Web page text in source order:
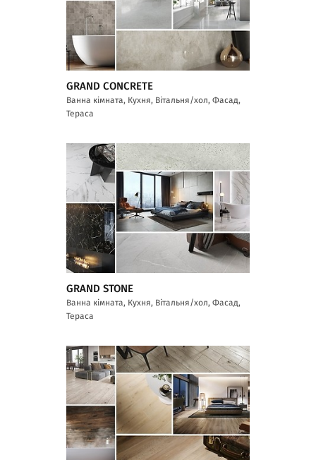
GRAND CONCRETE
Ванна кімната, Кухня, Вітальня/хол, Фасад,
Тераса
GRAND STONE
Ванна кімната, Кухня, Вітальня/хол, Фасад,
Тераса